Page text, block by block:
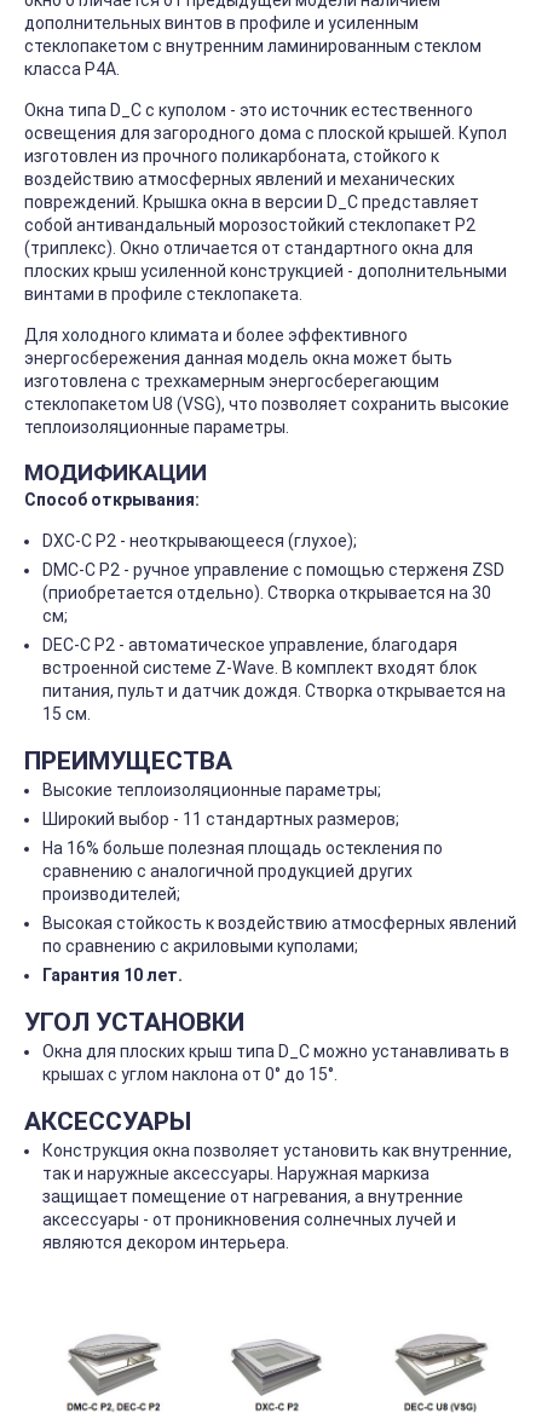
дополнительных винтов в профиле и усиленным
стеклопакетом с внутренним ламинированным стеклом
класса P4A.
Окна типа D_C с куполом - это источник естественного
освещения для загородного дома с плоской крышей. Купол
изготовлен из прочного поликарбоната, стойкого к
воздействию атмосферных явлений и механических
повреждений. Крышка окна в версии D_С представляет
собой антивандальный морозостойкий стеклопакет P2
(триплекс). Окно отличается от стандартного окна для
плоских крыш усиленной конструкцией - дополнительными
винтами в профиле стеклопакета.
Для холодного климата и более эффективного
энергосбережения данная модель окна может быть
изготовлена с трехкамерным энергосберегающим
стеклопакетом U8 (VSG), что позволяет сохранить высокие
теплоизоляционные параметры.
МОДИФИКАЦИИ
Способ открывания:
DXC-C P2 - неоткрывающееся (глухое);
DMC-C P2 - ручное управление с помощью стерженя ZSD
(приобретается отдельно). Створка открывается на 30
см;
DEC-C P2 - автоматическое управление, благодаря
встроенной системе Z-Wave. В комплект входят блок
питания, пульт и датчик дождя. Створка открывается на
15 см.
ПРЕИМУЩЕСТВА
Высокие теплоизоляционные параметры;
Широкий выбор - 11 стандартных размеров;
На 16% больше полезная площадь остекления по
сравнению с аналогичной продукцией других
производителей;
Высокая стойкость к воздействию атмосферных явлений
по сравнению с акриловыми куполами;
Гарантия 10 лет.
УГОЛ УСТАНОВКИ
Окна для плоских крыш типа D_C можно устанавливать в
крышах с углом наклона от 0° до 15°.
АКСЕССУАРЫ
Конструкция окна позволяет установить как внутренние,
так и наружные аксессуары. Наружная маркиза
защищает помещение от нагревания, а внутренние
аксессуары - от проникновения солнечных лучей и
являются декором интерьера.